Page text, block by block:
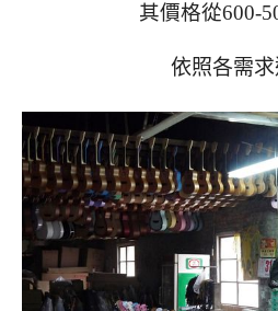
其價格從600-
依照各需